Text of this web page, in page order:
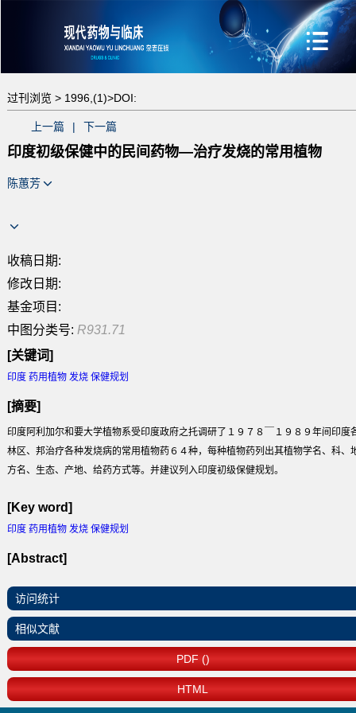
过刊浏览 > 1996,(1)>DOI:
上一篇 | 下一篇
印度初级保健中的民间药物—治疗发烧的常用植物
陈蕙芳
收稿日期:
修改日期:
基金项目:
中图分类号: R931.71
[关键词]
印度 药用植物 发烧 保健规划
[摘要]
印度阿利加尔和要大学植物系受印度政府之托调研了１９７８￣１９８９年间印度
林区、邦治疗各种发烧病的常用植物药６４种，每种植物药列出其植物学名、科、
方名、生态、产地、给药方式等。并建议列入印度初级保健规划。
[Key word]
印度 药用植物 发烧 保健规划
[Abstract]
访问统计
相似文献
PDF ()
HTML